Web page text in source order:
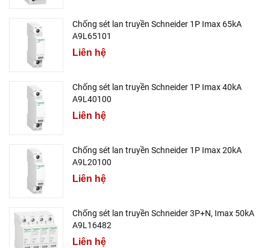
Chống sét lan truyền Schneider 1P Imax 65kA
A9L65101
Liên hệ
Chống sét lan truyền Schneider 1P Imax 40kA
A9L40100
Liên hệ
Chống sét lan truyền Schneider 1P Imax 20kA
A9L20100
Liên hệ
Chống sét lan truyền Schneider 3P+N, Imax 50kA
A9L16482
Liên hệ